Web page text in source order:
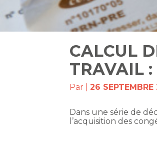
CALCUL
TRAVAIL :
Par |26 SEPTEMBRE
Dans une série de
l’acquisition des